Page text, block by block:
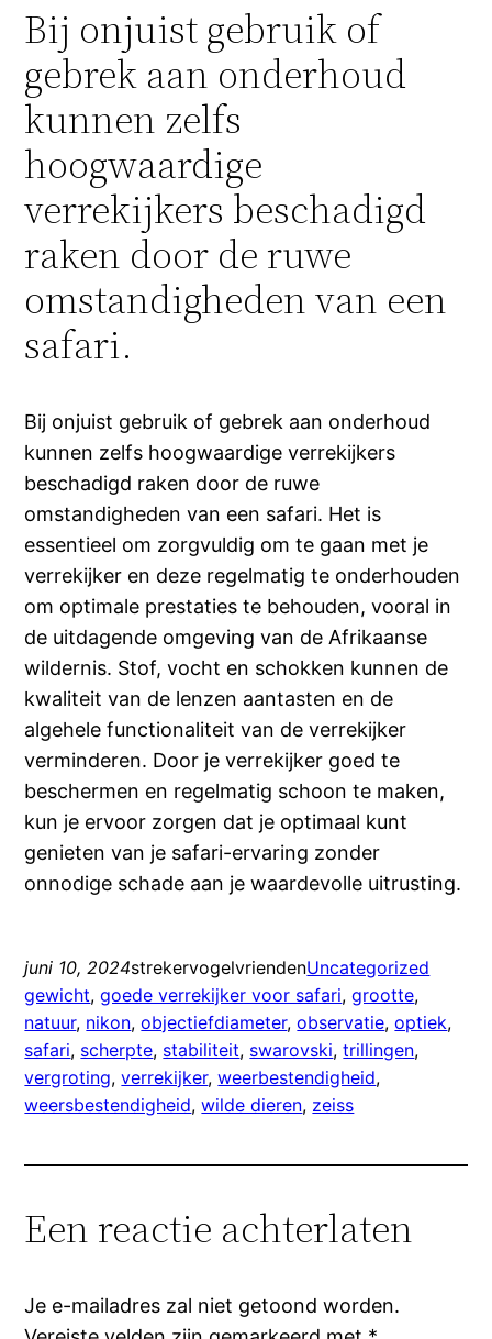
Bij onjuist gebruik of
gebrek aan onderhoud
kunnen zelfs
hoogwaardige
verrekijkers beschadigd
raken door de ruwe
omstandigheden van een
safari.
Bij onjuist gebruik of gebrek aan onderhoud
kunnen zelfs hoogwaardige verrekijkers
beschadigd raken door de ruwe
omstandigheden van een safari. Het is
essentieel om zorgvuldig om te gaan met je
verrekijker en deze regelmatig te onderhouden
om optimale prestaties te behouden, vooral in
de uitdagende omgeving van de Afrikaanse
wildernis. Stof, vocht en schokken kunnen de
kwaliteit van de lenzen aantasten en de
algehele functionaliteit van de verrekijker
verminderen. Door je verrekijker goed te
beschermen en regelmatig schoon te maken,
kun je ervoor zorgen dat je optimaal kunt
genieten van je safari-ervaring zonder
onnodige schade aan je waardevolle uitrusting.
juni 10, 2024strekervogelvriendenUncategorized
gewicht, goede verrekijker voor safari, grootte
natuur, nikon, objectiefdiameter, observatie, optiek
safari, scherpte, stabiliteit, swarovski, trillingen
vergroting, verrekijker, weerbestendigheid
weersbestendigheid, wilde dieren, zeiss
Een reactie achterlaten
Je e-mailadres zal niet getoond worden.